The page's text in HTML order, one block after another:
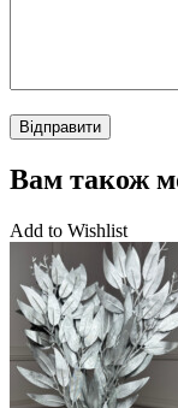
Вам також
Add to Wishlist